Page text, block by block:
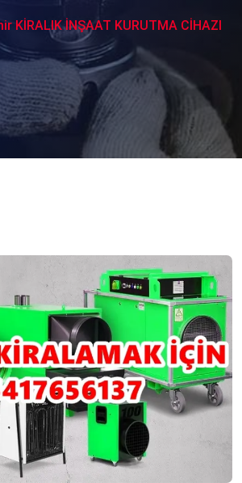
KİRALIK İNŞAAT KURUTMA CİHAZI